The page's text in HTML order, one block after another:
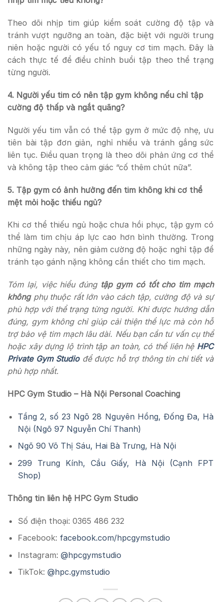
Theo dõi nhịp tim giúp kiểm soát cường độ tập và
tránh vượt ngưỡng an toàn, đặc biệt với người trung
niên hoặc người có yếu tố nguy cơ tim mạch. Đây là
cách thực tế để điều chỉnh buổi tập theo thể trạng
từng người.
4. Người yếu tim có nên tập gym không nếu chỉ tập
cường độ thấp và ngắt quãng?
Người yếu tim vẫn có thể tập gym ở mức độ nhẹ, ưu
tiên bài tập đơn giản, nghỉ nhiều và tránh gắng sức
liên tục. Điều quan trọng là theo dõi phản ứng cơ thể
và không tập theo cảm giác “cố thêm chút nữa”.
5. Tập gym có ảnh hưởng đến tim không khi cơ thể
mệt mỏi hoặc thiếu ngủ?
Khi cơ thể thiếu ngủ hoặc chưa hồi phục, tập gym có
thể làm tim chịu áp lực cao hơn bình thường. Trong
những ngày này, nên giảm cường độ hoặc nghỉ tập để
tránh tạo gánh nặng không cần thiết cho tim mạch.
Tóm lại, việc hiểu đúngtập gym có tốt cho tim mạch
khôngphụ thuộc rất lớn vào cách tập, cường độ và sự
phù hợp với thể trạng từng người. Khi được hướng dẫn
đúng, gym không chỉ giúp cải thiện thể lực mà còn hỗ
trợ bảo vệ tim mạch lâu dài. Nếu bạn cần tư vấn cụ thể
hoặc xây dựng lộ trình tập an toàn, có thể liên hệ HPC
Private Gym Studio để được hỗ trợ thông tin chi tiết và
phù hợp nhất.
HPC Gym Studio – Hà Nội Personal Coaching
Tầng 2, số 23 Ngõ 28 Nguyên Hồng, Đống Đa, Hà
Nội (Ngõ 97 Nguyễn Chí Thanh)
Ngõ 90 Võ Thị Sáu, Hai Bà Trưng, Hà Nội
299 Trung Kính, Cầu Giấy, Hà Nội (Cạnh FPT
Shop)
Thông tin liên hệ HPC Gym Studio
Số điện thoại: 0365 486 232
Facebook: facebook.com/hpcgymstudio
Instagram: @hpcgymstudio
TikTok: @hpc.gymstudio